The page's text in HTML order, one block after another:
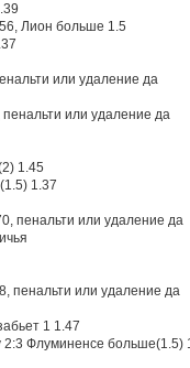
Лион больше 1.5
или удаление да
или удаление да
1.45
1.37
пенальти или удаление да
пенальти или удаление да
1 1.47
Флуминенсе больше(1.5)